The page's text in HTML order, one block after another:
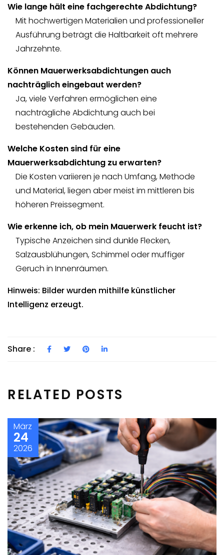
Wie lange hält eine fachgerechte Abdichtung?
Mit hochwertigen Materialien und professioneller
Ausführung beträgt die Haltbarkeit oft mehrere
Jahrzehnte.
Können Mauerwerksabdichtungen auch
nachträglich eingebaut werden?
Ja, viele Verfahren ermöglichen eine
nachträgliche Abdichtung auch bei
bestehenden Gebäuden.
Welche Kosten sind für eine
Mauerwerksabdichtung zu erwarten?
Die Kosten variieren je nach Umfang, Methode
und Material, liegen aber meist im mittleren bis
höheren Preissegment.
Wie erkenne ich, ob mein Mauerwerk feucht ist?
Typische Anzeichen sind dunkle Flecken,
Salzausblühungen, Schimmel oder muffiger
Geruch in Innenräumen.
Hinweis: Bilder wurden mithilfe künstlicher
Intelligenz erzeugt.
Share :
RELATED POSTS
März
24
2026